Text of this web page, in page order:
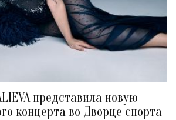
представила новую
концерта во Дворце спорта